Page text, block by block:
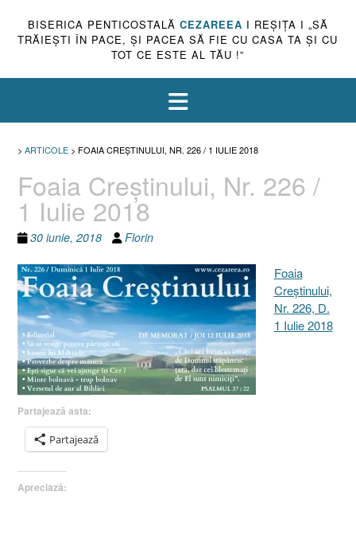
BISERICA PENTICOSTALĂ CEZAREEA I REŞIŢA I „SĂ
TRĂIEŞTI ÎN PACE, ŞI PACEA SĂ FIE CU CASA TA ŞI CU
TOT CE ESTE AL TĂU !”
> ARTICOLE > FOAIA CREŞTINULUI, NR. 226 / 1 IULIE 2018
Foaia Creştinului, Nr. 226 /
1 Iulie 2018
30 iunie, 2018 Florin
Foaia
Creştinului,
Nr. 226, D.
1 Iulie 2018
Partajează asta:
Partajează
Apreciază: